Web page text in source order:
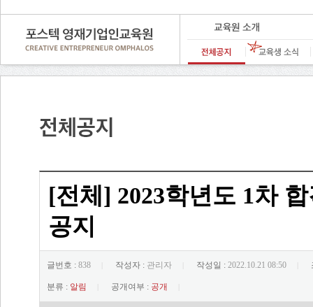
[전체] 2023학년도 1차
공지
글번호 : 838 작성자 : 관리자 작성일 : 2022.10.21 08:50
분류 : 알림 공개여부 : 공개